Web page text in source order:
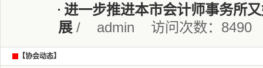
进一步推进本市会计师事务所
展/ admin 访问次数：8490
【协会动态】